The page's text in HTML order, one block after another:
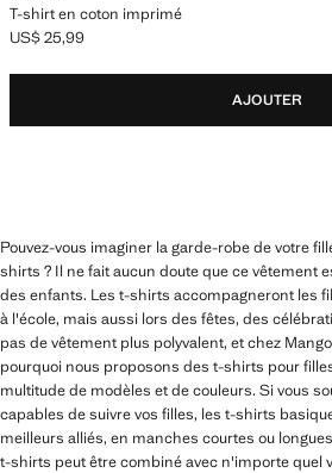
T-shirt en coton imprimé
Prix actuel [US$ 25,99 ]
US$ 25,99
AJOUTER
Pouvez-vous imaginer la garde-robe de votre
shirts ? Il ne fait aucun doute que ce vêtement
des enfants. Les t-shirts accompagneront les
à l'école, mais aussi lors des fêtes, des
pas de vêtement plus polyvalent, et chez
pourquoi nous proposons des t-shirts pour
multitude de modèles et de couleurs. Si vous
capables de suivre vos filles, les t-shirts
meilleurs alliés, en manches courtes ou
t-shirts peut être combiné avec n'importe quel